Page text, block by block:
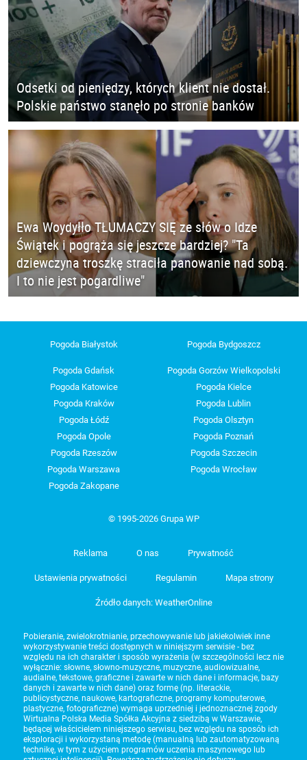
Odsetki od pieniędzy, których klient nie dostał.
Polskie państwo stanęło po stronie banków
Ewa Woydyłło TŁUMACZY SIĘ ze słów o Idze
Świątek i pogrąża się jeszcze bardziej? "Ta
dziewczyna troszkę straciła panowanie nad sobą.
I to nie jest pogardliwe"
Pogoda Białystok Pogoda Bydgoszcz
Pogoda Gdańsk
Pogoda Gorzów Wielkopolski
Pogoda Katowice
Pogoda Kielce
Pogoda Kraków
Pogoda Lublin
Pogoda Łódź
Pogoda Olsztyn
Pogoda Opole
Pogoda Poznań
Pogoda Rzeszów
Pogoda Szczecin
Pogoda Warszawa
Pogoda Wrocław
Pogoda Zakopane
© 1995-2026 Grupa WP
Reklama O nas Prywatność
Ustawienia prywatności Regulamin Mapa strony
Źródło danych: WeatherOnline
Pobieranie, zwielokrotnianie, przechowywanie lub jakiekolwiek inne
wykorzystywanie treści dostępnych w niniejszym serwisie - bez
względu na ich charakter i sposób wyrażenia (w szczególności lecz nie
wyłącznie: słowne, słowno-muzyczne, muzyczne, audiowizualne,
audialne, tekstowe, graficzne i zawarte w nich dane i informacje, bazy
danych i zawarte w nich dane) oraz formę (np. literackie,
publicystyczne, naukowe, kartograficzne, programy komputerowe,
plastyczne, fotograficzne) wymaga uprzedniej i jednoznacznej zgody
Wirtualna Polska Media Spółka Akcyjna z siedzibą w Warszawie,
będącej właścicielem niniejszego serwisu, bez względu na sposób ich
eksploracji i wykorzystaną metodę (manualną lub zautomatyzowaną
technikę, w tym z użyciem programów uczenia maszynowego lub